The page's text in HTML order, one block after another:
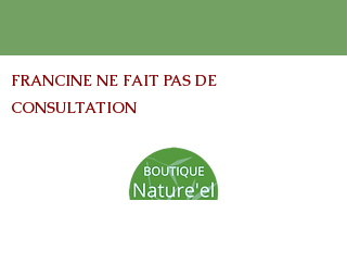
FRANCINE NE FAIT PAS DE
CONSULTATION